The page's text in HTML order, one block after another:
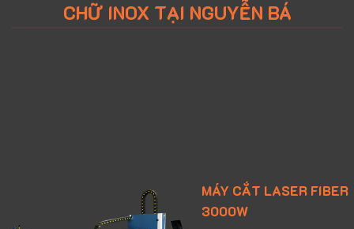
CHỮ INOX TẠI NGUYỄN BÁ
MÁY CẮT LASER FIBER
3000W